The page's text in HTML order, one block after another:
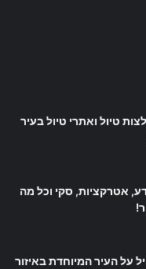
טיול ואתרי טיול בעיר
אטרקציות, סקי וכל מה
על העיר המיוחדת באיזור